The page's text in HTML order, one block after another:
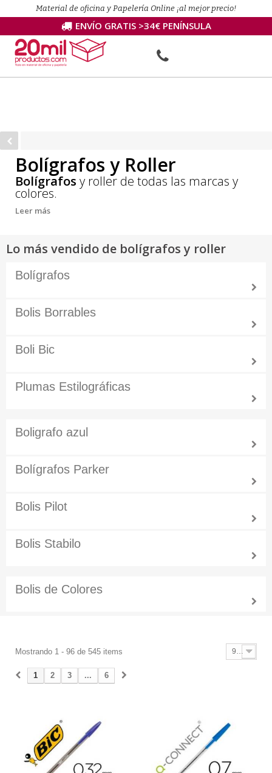
Material de oficina y Papelería Online ¡al mejor precio!
ENVÍO GRATIS >34€ PENÍNSULA
Bolígrafos y Roller
Bolígrafos y roller de todas las marcas y
colores.
Leer más
Lo más vendido de bolígrafos y roller
Bolígrafos
Bolis Borrables
Boli Bic
Plumas Estilográficas
Boligrafo azul
Bolígrafos Parker
Bolis Pilot
Bolis Stabilo
Bolis de Colores
Mostrando 1 - 96 de 545 items 96
1 2 3 ... 6